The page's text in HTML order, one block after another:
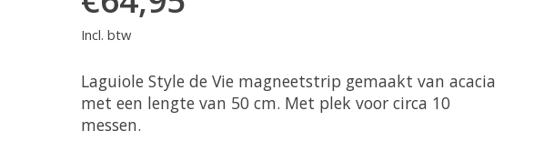
Incl. btw
Laguiole Style de Vie magneetstrip gemaakt van acacia
met een lengte van 50 cm. Met plek voor circa 10
messen.